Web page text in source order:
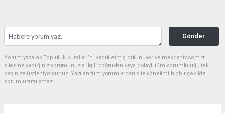
Gönder
Yorum yazarak Topluluk Kuralları’nı kabul etmiş bulunuyor ve meydantv.com.tr
sitesine yaptığınız yorumunuzla ilgili doğrudan veya dolaylı tüm sorumluluğu tek
başınıza üstleniyorsunuz. Yazılan tüm yorumlardan site yönetimi hiçbir şekilde
sorumlu tutulamaz.